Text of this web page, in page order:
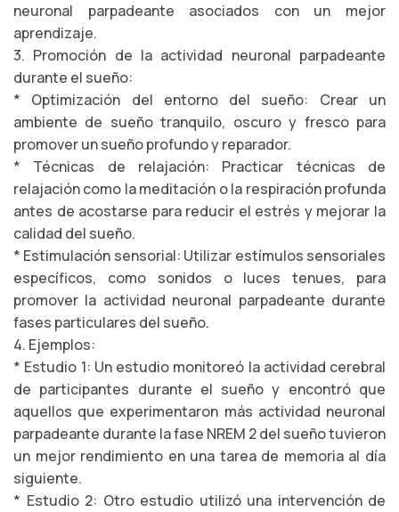
neuronal parpadeante asociados con un mejor
aprendizaje.
3. Promoción de la actividad neuronal parpadeante
durante el sueño:
* Optimización del entorno del sueño: Crear un
ambiente de sueño tranquilo, oscuro y fresco para
promover un sueño profundo y reparador.
* Técnicas de relajación: Practicar técnicas de
relajación como la meditación o la respiración profunda
antes de acostarse para reducir el estrés y mejorar la
calidad del sueño.
* Estimulación sensorial: Utilizar estímulos sensoriales
específicos, como sonidos o luces tenues, para
promover la actividad neuronal parpadeante durante
fases particulares del sueño.
4. Ejemplos:
* Estudio 1: Un estudio monitoreó la actividad cerebral
de participantes durante el sueño y encontró que
aquellos que experimentaron más actividad neuronal
parpadeante durante la fase NREM 2 del sueño tuvieron
un mejor rendimiento en una tarea de memoria al día
siguiente.
* Estudio 2: Otro estudio utilizó una intervención de